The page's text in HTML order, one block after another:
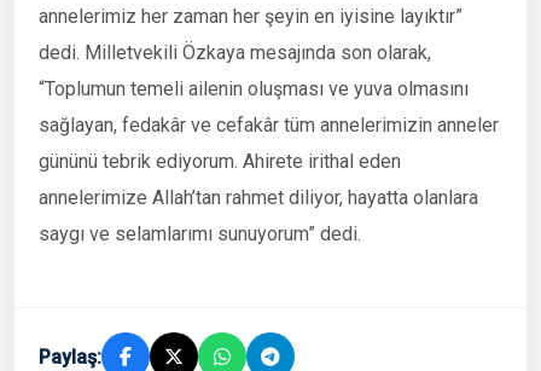
annelerimiz her zaman her şeyin en iyisine layıktır”
dedi. Milletvekili Özkaya mesajında son olarak,
“Toplumun temeli ailenin oluşması ve yuva olmasını
sağlayan, fedakâr ve cefakâr tüm annelerimizin anneler
gününü tebrik ediyorum. Ahirete irithal eden
annelerimize Allah’tan rahmet diliyor, hayatta olanlara
saygı ve selamlarımı sunuyorum” dedi.
Paylaş: